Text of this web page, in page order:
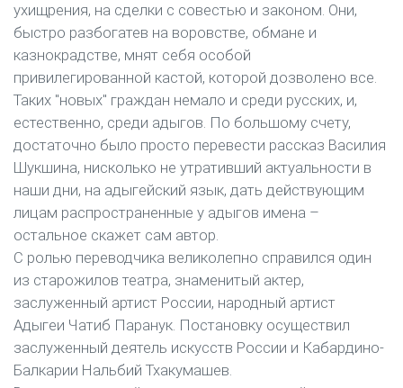
ухищрения, на сделки с совестью и законом. Они,
быстро разбогатев на воровстве, обмане и
казнокрадстве, мнят себя особой
привилегированной кастой, которой дозволено все.
Таких "новых" граждан немало и среди русских, и,
естественно, среди адыгов. По большому счету,
достаточно было просто перевести рассказ Василия
Шукшина, нисколько не утративший актуальности в
наши дни, на адыгейский язык, дать действующим
лицам распространенные у адыгов имена –
остальное скажет сам автор.
С ролью переводчика великолепно справился один
из старожилов театра, знаменитый актер,
заслуженный артист России, народный артист
Адыгеи Чатиб Паранук. Постановку осуществил
заслуженный деятель искусств России и Кабардино-
Балкарии Нальбий Тхакумашев.